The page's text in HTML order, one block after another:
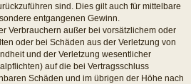
sind. Dies gilt auch für mittelbare
entgangenen Gewinn.
Verbrauchern außer bei vorsätzlichem oder
oder bei Schäden aus der Verletzung von
und der Verletzung wesentlicher
auf die bei Vertragsschluss
Schäden und im übrigen der Höhe nach